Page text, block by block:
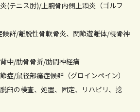
(テニス肘)/上腕骨内側上顆炎（ゴルフ
/離脱性骨軟骨炎、関節遊離体/橈骨神
中/肋骨骨折/肋間神経痛
症/鼠径部痛症候群（グロインペイン）
臼の検査、処置、固定、リハビリ、捻